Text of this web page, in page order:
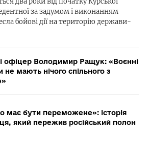
за задумом і виконанням
бойові дії на територію держави-
офіцер Володимир Ращук: «Воєнні
не мають нічого спільного з
має бути переможене»: історія
який пережив російський полон